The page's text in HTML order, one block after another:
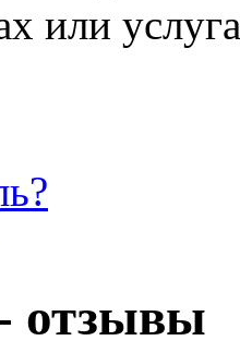
или
отзывы